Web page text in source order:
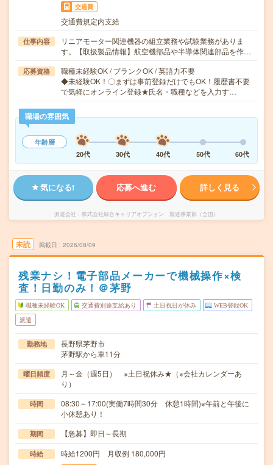
交通費
交通費規定内支給
仕事内容
リニアモーター関連機器の組立業務や試験業務がありま
す。【取扱製品情報】航空機部品や半導体関連部品を作…
応募資格
職種未経験OK / ブランクOK / 英語力不要
◆未経験OK！〇まずは事前登録だけでもOK！履歴書不要
で気軽にオンライン登録★氏名・職種などを入力す…
職場の雰囲気
年齢層
20代
30代 40代 50代 60代
気になる! 応募へ進む 詳しく見る
派遣会社 株式会社綜合キャリアオプション 製造事業部（全国）
未読 掲載日 2026/08/09
残業ナシ！電子部品メーカーで機械操作×検
査！日勤のみ！＠茅野
職種未経験OK 交通費別途支給あり 土日祝日が休み WEB登録OK
派遣
勤務地
長野県茅野市
茅野駅から車11分
曜日頻度
月～金（週5日） ※土日祝休み★（※会社カレンダーあ
り）
時間
08:30～17:00(実働7時間30分 休憩1時間)※午前と午後に
小休憩あり！
期間 【急募】即日～長期
時給 時給1200円 月収例 180,000円